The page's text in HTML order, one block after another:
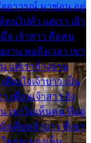
จอาวรณ์ มาซ่อน อยู่
นไปทั่ว แต่เรา เฝ้า
อ เจ้าสาว คือคน
าน พอถึงเวลา เขา
แต่เราล้างจาน
ยงใจเจ้าบ่าว เป็น
เพื่อนเจ้าสาว ยัง
เขาไม่เห็นคน ที่อยู่
เคียงเจ้าบ่าว ที่เขา